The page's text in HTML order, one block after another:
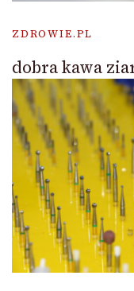
ZDROWIE.PL
dobra kawa